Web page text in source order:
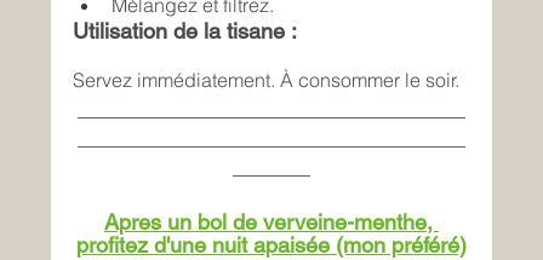
Mélangez et filtrez.
Utilisation de la tisane :
Servez immédiatement. À consommer le soir.
Apres un bol de verveine-menthe,
profitez d'une nuit apaisée (mon préféré)